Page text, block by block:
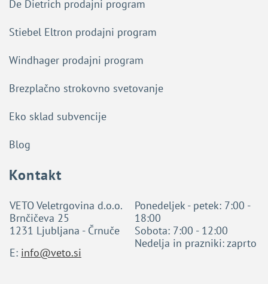
De Dietrich prodajni program
Stiebel Eltron prodajni program
Windhager prodajni program
Brezplačno strokovno svetovanje
Eko sklad subvencije
Blog
Kontakt
VETO Veletrgovina d.o.o.
Brnčičeva 25
1231 Ljubljana - Črnuče
E: info@veto.si
Ponedeljek - petek: 7:00 -
18:00
Sobota: 7:00 - 12:00
Nedelja in prazniki: zaprto